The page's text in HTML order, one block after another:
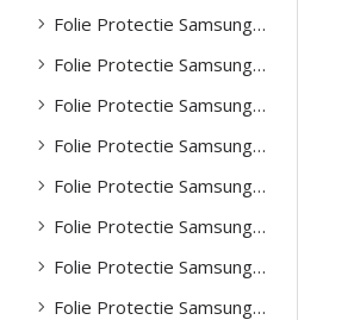
Folie Protectie Samsung A33
Folie Protectie Samsung A34
Folie Protectie Samsung A35
Folie Protectie Samsung A51
Folie Protectie Samsung A52
Folie Protectie Samsung A53
Folie Protectie Samsung A54
Folie Protectie Samsung A55